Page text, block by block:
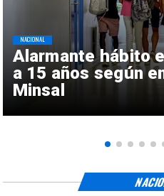
Alarmante hábito
a 15 años según
Minsal
NACIONAL